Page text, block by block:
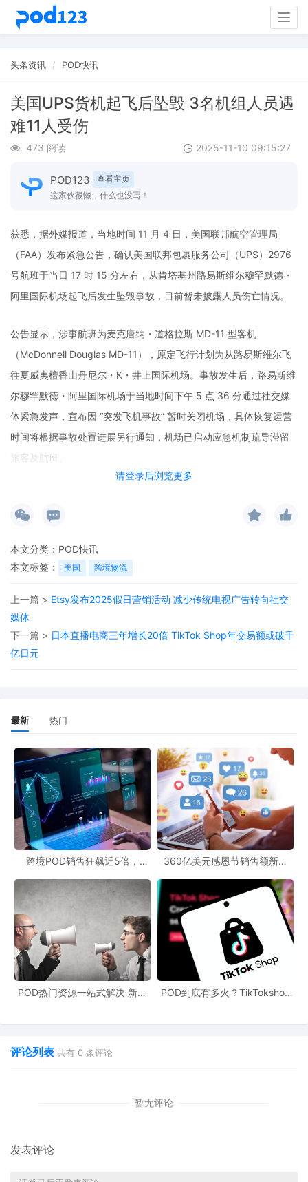
头条资讯 POD快讯
美国UPS货机起飞后坠毁 3名机组人员遇
难11人受伤
473 阅读 2025-11-10 09:15:27
POD123
查看主页
这家伙很懒，什么也没写！
请登录后浏览更多
获悉，据外媒报道，当地时间 11 月 4 日，美国联邦航空管理局
（FAA）发布紧急公告，确认美国联邦包裹服务公司（UPS）2976
号航班于当日 17 时 15 分左右，从肯塔基州路易斯维尔穆罕默德・
阿里国际机场起飞后发生坠毁事故，目前暂未披露人员伤亡情况。
公告显示，涉事航班为麦克唐纳・道格拉斯 MD-11 型客机
（McDonnell Douglas MD-11），原定飞行计划为从路易斯维尔飞
往夏威夷檀香山丹尼尔・K・井上国际机场。事故发生后，路易斯维
尔穆罕默德・阿里国际机场于当地时间下午 5 点 36 分通过社交媒
体紧急发声，宣布因 “突发飞机事故” 暂时关闭机场，具体恢复运营
时间将根据事故处置进展另行通知，机场已启动应急机制疏导滞留
旅客及航班。
委员会（NTSB）组建联合调查团队，其中国家运输安全委员会将主
条件等关键要素的核查，调查进展将及时向公众通报。
作为涉事企业，UPS 公司也第一时间在社交媒体平台 X（原
Twitter）发布声明回应。声明中提到：“公司已获知一架本公司所属
飞机在肯塔基州路易斯维尔市发生意外事故，目前正全力配合相关
部门开展信息核实与事故处置工作。” 同时，UPS 承诺将持续关注
造成地面设施损坏等细节尚未公布，相关部门已呼吁公众避免前往
事故周边区域，为救援与调查工作创造安全环境。
本文分类： POD快讯
本文标签：
美国 跨境物流
上一篇 > Etsy发布2025假日营销活动 减少传统电视广告转向社交
媒体
下一篇 > 日本直播电商三年增长20倍 TikTok Shop年交易额或破千
亿日元
最新 热门
跨境POD销售狂飙近5倍，
360亿美元感恩节销售额新纪
新风潮！
POD热门资源一站式解决 新手
POD到底有多火？TikTokshop
评论列表 共有 0 条评论
暂无评论
发表评论